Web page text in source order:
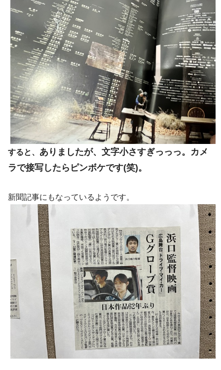
すると、 ありましたが、文字小さすぎっっっ。カメ
ラで接写したらピンボケです(笑)。
新聞記事にもなっているようです。